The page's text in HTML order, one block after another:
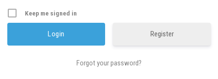
Keep me signed in
Register
Forgot your password?